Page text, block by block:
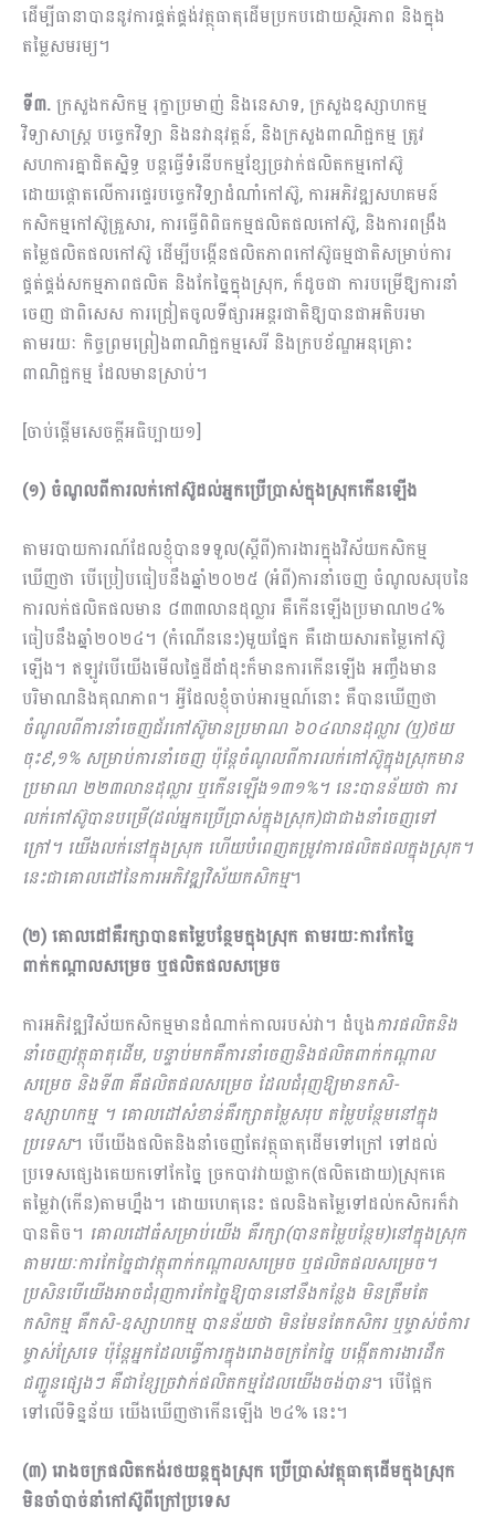
ដើម្បីធានាបាននូវការផ្គត់ផ្គង់វត្ថុធាតុដើមប្រកបដោយស្ថិរភាព និងក្នុង
តម្លៃសមរម្យ។
ទី៣.ក្រសួងកសិកម្ម រុក្ខាប្រមាញ់ និងនេសាទ, ក្រសួងឧស្សាហកម្ម
វិទ្យាសាស្រ្ត បច្ចេកវិទ្យា និងនវានុវត្តន៍, និងក្រសួងពាណិជ្ជកម្ម ត្រូវ
សហការគ្នាជិតស្និទ្ធ បន្តធ្វើទំនើបកម្មខ្សែច្រវាក់ផលិតកម្មកៅស៊ូ
ដោយផ្តោតលើការផ្ទេរបច្ចេកវិទ្យាដំណាំកៅស៊ូ, ការអភិវឌ្ឍសហគមន៍
កសិកម្មកៅស៊ូគ្រួសារ, ការធ្វើពិពិធកម្មផលិតផលកៅស៊ូ, និងការពង្រឹង
តម្លៃផលិតផលកៅស៊ូ ដើម្បីបង្កើនផលិតភាពកៅស៊ូធម្មជាតិសម្រាប់ការ
ផ្គត់ផ្គង់សកម្មភាពផលិត និងកែច្នៃក្នុងស្រុក, ក៏ដូចជា ការបម្រើឱ្យការនាំ
ចេញ ជាពិសេស ការជ្រៀតចូលទីផ្សារអន្តរជាតិឱ្យបានជាអតិបរមា
តាមរយៈ កិច្ចព្រមព្រៀងពាណិជ្ជកម្មសេរី និងក្របខ័ណ្ឌអនុគ្រោះ
ពាណិជ្ជកម្ម ដែលមានស្រាប់។
[ចាប់ផ្ដើមសេចក្ដីអធិប្បាយ១]
(១) ចំណូលពីការលក់កៅ​ស៊ូដល់អ្នកប្រើប្រាស់ក្នុងស្រុកកើនឡើង
តាមរបាយការណ៍ដែលខ្ញុំបានទទួល(ស្តីពី)ការងារក្នុងវិស័យកសិកម្ម
ឃើញថា បើប្រៀបធៀបនឹងឆ្នាំ២០២៥ (អំពី)ការនាំចេញ ចំណូលសរុបនៃ
ការលក់ផលិតផលមាន ៨៣៣លានដុល្លារ គឺកើនឡើងប្រមាណ២៤%
ធៀបនឹងឆ្នាំ២០២៤។ (កំណើននេះ)មួយផ្នែក គឺដោយសារតម្លៃកៅស៊ូ
ឡើង។ ឥឡូវបើយើងមើលផ្ទៃដីដាំដុះក៏មានការកើនឡើង អញ្ចឹងមាន
បរិមាណនិងគុណភាព។ អ្វីដែលខ្ញុំចាប់អារម្មណ៍នោះ គឺបានឃើញថា
ចំណូលពីការនាំចេញជ័រកៅស៊ូមានប្រមាណ ៦០៤លានដុល្លារ (ឬ)ថយ
ចុះ៩,១% សម្រាប់ការនាំចេញ ប៉ុន្តែចំណូលពីការលក់កៅ​ស៊ូក្នុងស្រុកមាន
ប្រមាណ ២២៣លានដុល្លារ ឬកើនឡើង១៣១%។ នេះបានន័យថា ការ
លក់កៅស៊ូបានបម្រើ(ដល់អ្នកប្រើប្រាស់ក្នុងស្រុក)ជាជាងនាំចេញទៅ
ក្រៅ។ យើងលក់នៅក្នុងស្រុក ហើយបំពេញតម្រូវការផលិត​ផលក្នុងស្រុក។
នេះជាគោលដៅនៃការអភិវឌ្ឍវិស័យកសិកម្ម។
(២) គោលដៅគឺរក្សាបានតម្លៃបន្ថែមក្នុងស្រុក តាមរយៈការកែច្នៃ
ពាក់កណ្ដាលសម្រេច ឬផលិតផលសម្រេច
ការអភិវឌ្ឍវិស័យកសិកម្មមានដំណាក់កាលរបស់វា។ ដំបូងការផលិតនិង
នាំចេញវត្ថុធាតុដើម, បន្ទាប់មកគឺការ​នាំចេញនិងផលិតពាក់កណ្ដាល
សម្រេច និងទី៣ គឺផលិតផលសម្រេច ដែលជំរុញឱ្យមានកសិ-
ឧស្សាហកម្ម ។ គោលដៅសំខាន់គឺរក្សាតម្លៃសរុប តម្លៃបន្ថែមនៅក្នុង
ប្រទេស។ បើយើងផលិត​និងនាំចេញតែវត្ថុធាតុដើមទៅក្រៅ ទៅដល់
ប្រទេសផ្សេងគេយកទៅកែច្នៃ ច្រកបាវវាយផ្លាក(ផលិតដោយ)ស្រុកគេ
តម្លៃវា(កើន)តាមហ្នឹង។ ដោយហេតុនេះ ផលនិងតម្លៃទៅដល់កសិករក៏វា
បានតិច។ គោលដៅធំសម្រាប់យើង គឺរក្សា(បានតម្លៃបន្ថែម)នៅក្នុងស្រុក
តាមរយៈការកែច្នៃជាវត្ថុពាក់កណ្ដាលសម្រេច ឬផលិតផលសម្រេច។
ប្រសិនបើយើងអាចជំរុញការកែច្នៃឱ្យបាននៅនឹងកន្លែង មិនត្រឹមតែ
កសិកម្ម គឺកសិ-ឧស្សាហកម្ម បានន័យថា មិនមែនតែកសិករ ឬម្ចាស់ចំការ
ម្ចាស់ស្រែទេ ប៉ុន្តែអ្នកដែលធ្វើការក្នុងរោងចក្រកែច្នៃ បង្កើតការងារដឹក
ជញ្ជូនផ្សេងៗ គឺជាខ្សែច្រវាក់ផលិតកម្មដែលយើងចង់បាន។ បើផ្អែក
ទៅលើទិន្នន័យ យើងឃើញថាកើនឡើង ២៤% នេះ។
(៣) រោងចក្រផលិតកង់រថយន្តក្នុងស្រុក ប្រើប្រាស់វត្ថុធាតុដើមក្នុងស្រុក
មិនចាំបាច់នាំកៅស៊ូពីក្រៅប្រទេស